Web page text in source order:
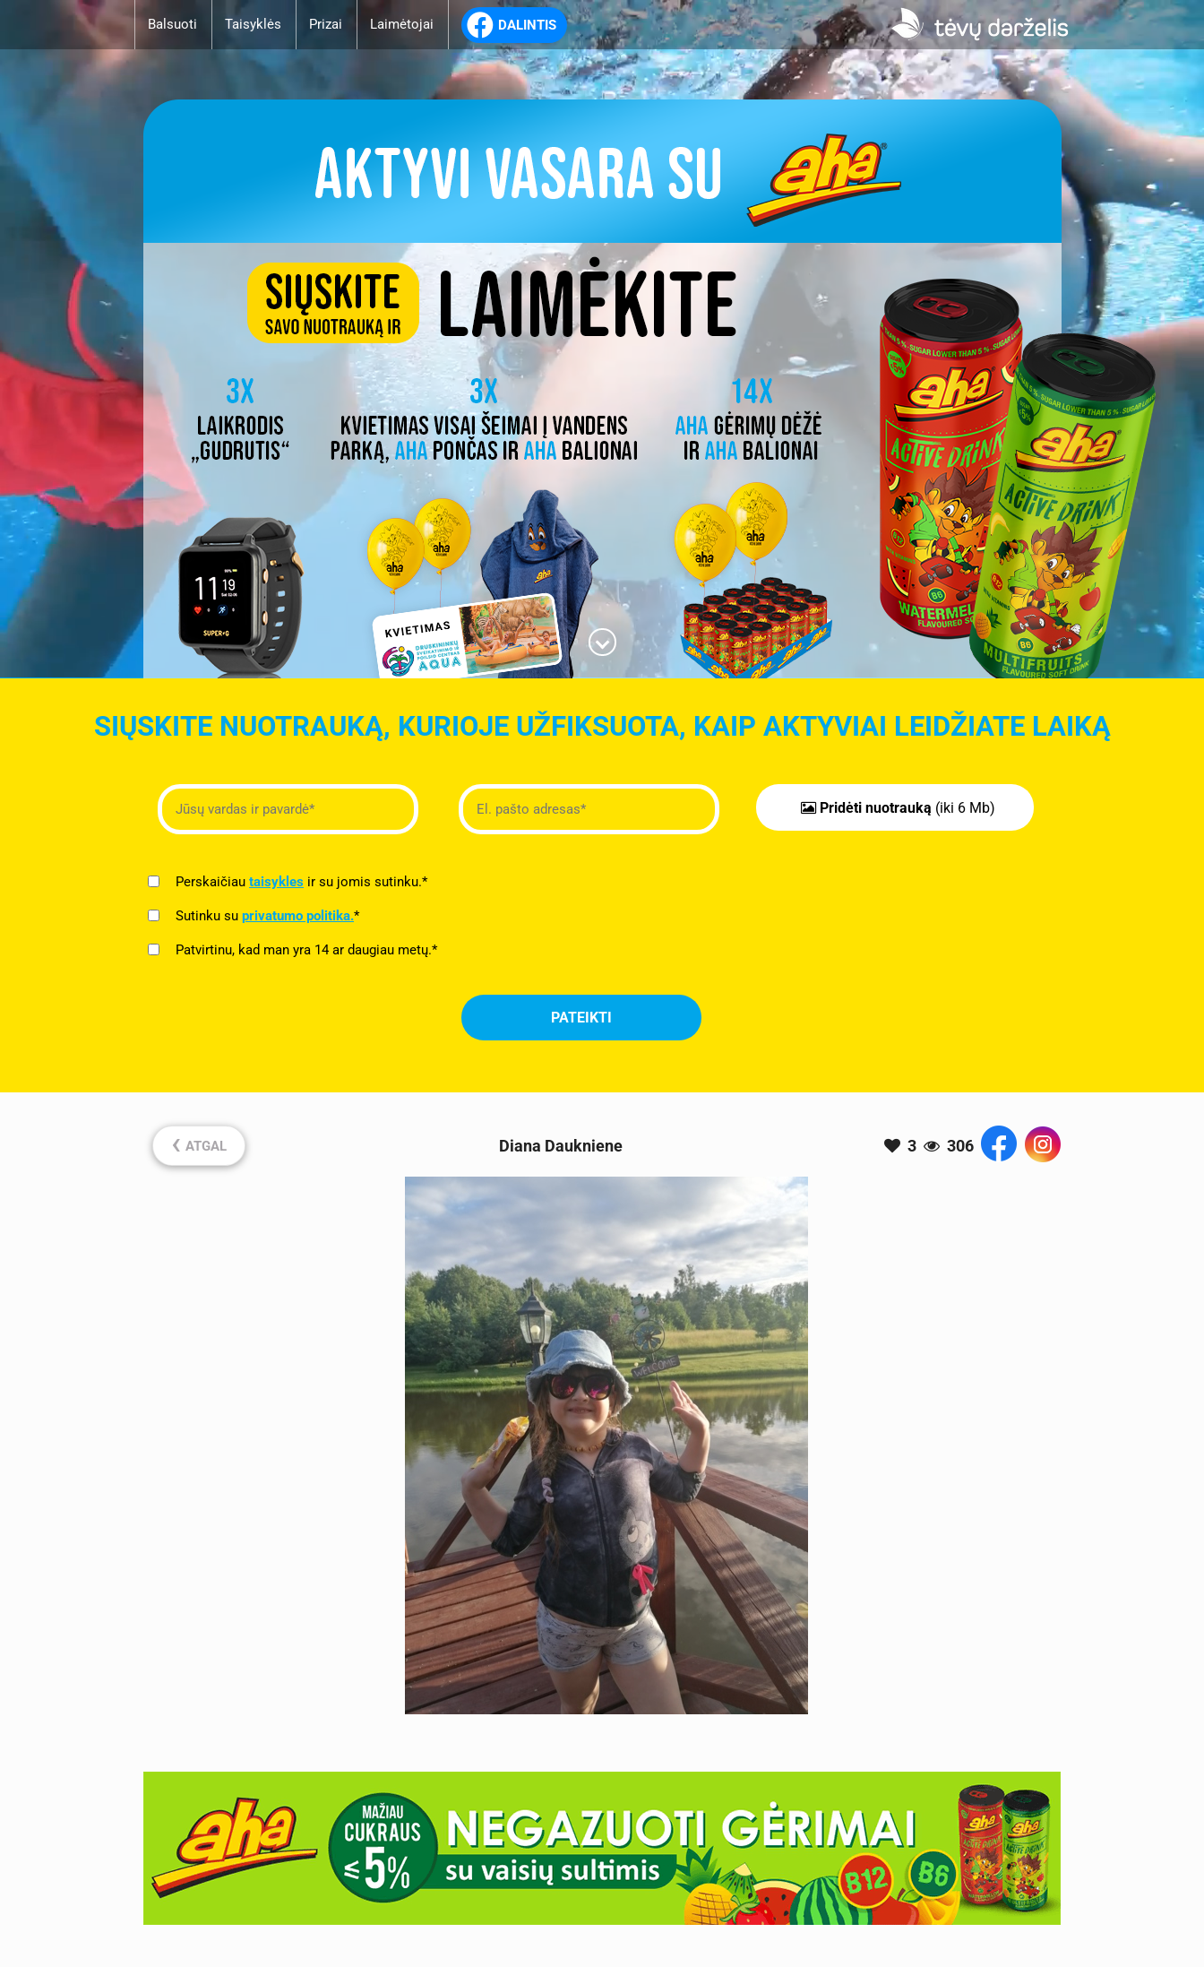
Balsuoti Taisyklės Prizai Laimėtojai DALINTIS
SIŲSKITE NUOTRAUKĄ, KURIOJE UŽFIKSUOTA, KAIP AKTYVIAI LEIDŽIATE LAIKĄ
Pridėti nuotrauką (iki 6 Mb)
Perskaičiau taisykles ir su jomis sutinku.*
Sutinku su privatumo politika.*
Patvirtinu, kad man yra 14 ar daugiau metų.*
‹ ATGAL Diana Daukniene 3 306